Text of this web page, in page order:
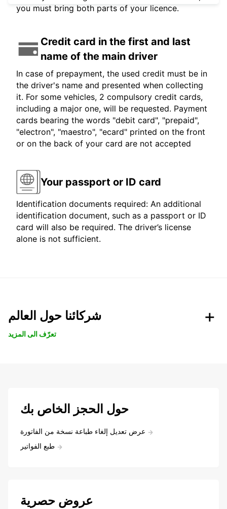
you must bring both parts of your licence.
Credit card in the first and last
name of the main driver
In case of prepayment, the used credit must be in
the driver's name and presented when collecting
it. For some vehicles, 2 compulsory credit cards,
including a major one, will be requested. Payment
cards bearing the words "debit card", "prepaid",
"electron", "maestro", "ecard" printed on the front
or on the back of your card are not accepted
Your passport or ID card
Identification documents required: An additional
identification document, such as a passport or ID
card will also be required. The driver’s license
alone is not sufficient.
شركائنا حول العالم
تعرّف الى المزيد
حول الحجز الخاص بك
عرض تعديل إلغاء طباعة نسخة من الفاتورة
طبع الفواتير
عروض حصرية